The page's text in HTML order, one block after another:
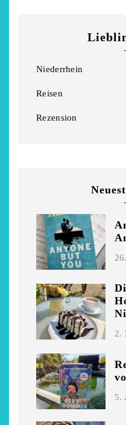
Niederrhein
Reisen
Rezension
2.
5.